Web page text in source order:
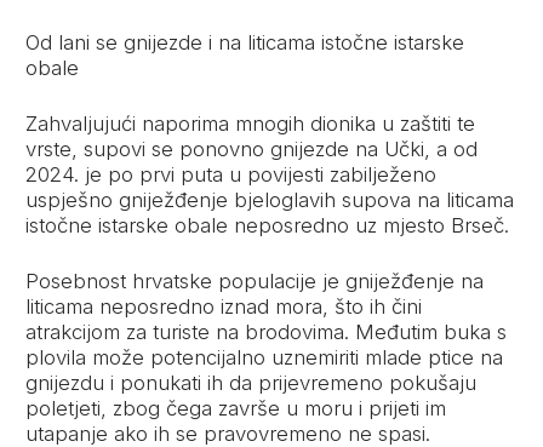
Od lani se gnijezde i na liticama istočne istarske
obale
Zahvaljujući naporima mnogih dionika u zaštiti te
vrste, supovi se ponovno gnijezde na Učki, a od
2024. je po prvi puta u povijesti zabilježeno
uspješno gniježđenje bjeloglavih supova na liticama
istočne istarske obale neposredno uz mjesto Brseč.
Posebnost hrvatske populacije je gniježđenje na
liticama neposredno iznad mora, što ih čini
atrakcijom za turiste na brodovima. Međutim buka s
plovila može potencijalno uznemiriti mlade ptice na
gnijezdu i ponukati ih da prijevremeno pokušaju
poletjeti, zbog čega završe u moru i prijeti im
utapanje ako ih se pravovremeno ne spasi.